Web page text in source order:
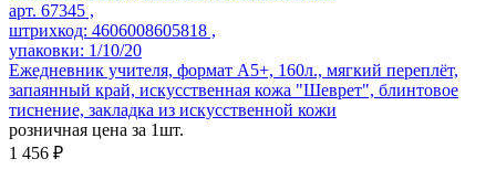
арт. 67345 ,
штрихкод: 4606008605818 ,
упаковки: 1/10/20
Ежедневник учителя, формат А5+, 160л., мягкий переплёт,
запаянный край, искусственная кожа "Шеврет", блинтовое
тиснение, закладка из искусственной кожи
розничная цена за 1шт.
1 456 ₽